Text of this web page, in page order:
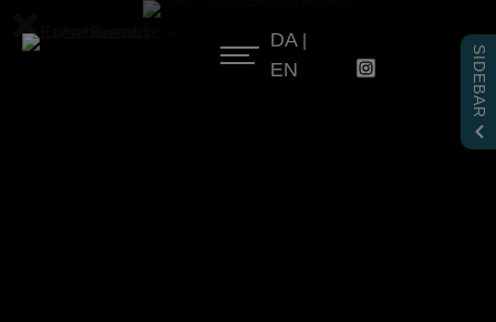
DA|
EN SIDEBAR